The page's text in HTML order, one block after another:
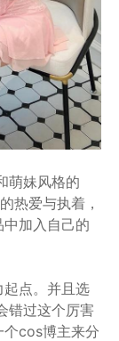
萌妹风格的
热爱与执着，
加入自己的
点。并且选
错过这个厉害
个cos博主来分